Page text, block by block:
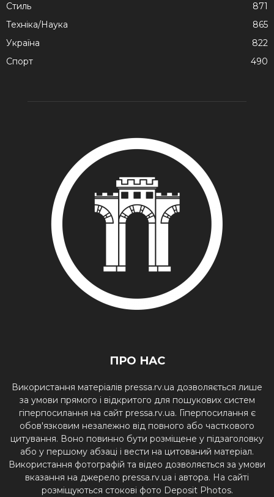
Стиль
871
Техніка/Наука
865
Україна
822
Спорт
490
ПРО НАС
Використання матеріалів pressa.rv.ua дозволяється лише
за умови прямого і відкритого для пошукових систем
гіперпосилання на сайт pressa.rv.ua. Гіперпосилання є
обов'язковим незалежно від повного або часткового
цитування. Воно повинно бути розміщене у підзаголовку
або у першому абзаці і вести на цитований матеріал.
Використання фотографій та відео дозволяється за умови
вказання на джерело pressa.rv.ua і автора. На сайті
розміщуються стокові фото Deposit Photos.